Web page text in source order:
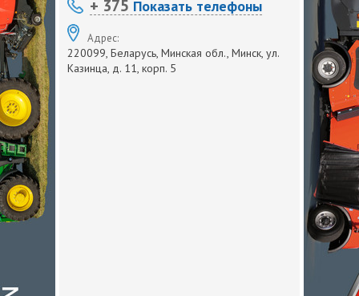
+ 375 Показать телефоны
Адрес:
220099, Беларусь, Минская обл., Минск, ул.
Казинца, д. 11, корп. 5